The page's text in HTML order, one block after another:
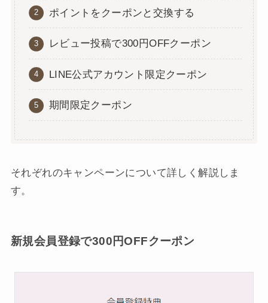
ポイントをクーポンと交換する
レビュー投稿で300円OFFクーポン
LINE公式アカウント限定クーポン
期間限定クーポン
それぞれのキャンペーンについて詳しく解説しま
す。
新規会員登録で300円OFFクーポン